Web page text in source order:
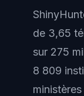
de 3,65
sur 275
8 809